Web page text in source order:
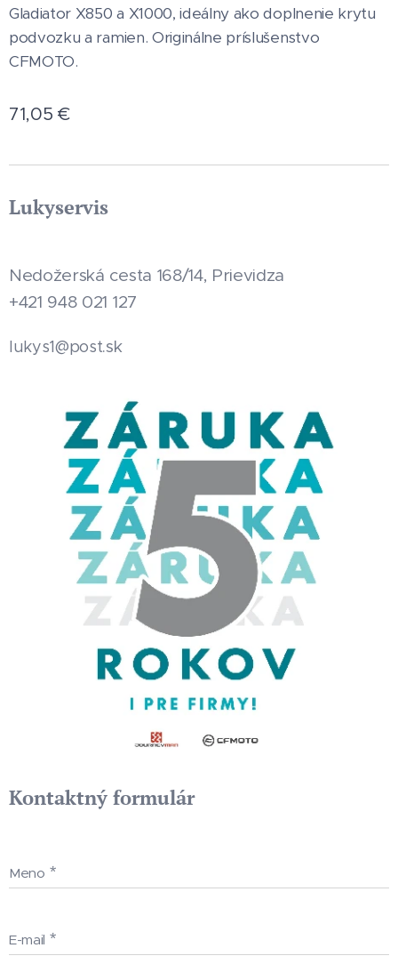
Gladiator X850 a X1000, ideálny ako doplnenie krytu
podvozku a ramien. Originálne príslušenstvo
CFMOTO.
71,05 €
Lukyservis
Nedožerská cesta 168/14, Prievidza
+421 948 021 127
lukys1@post.sk
Kontaktný formulár
Meno
E-mail